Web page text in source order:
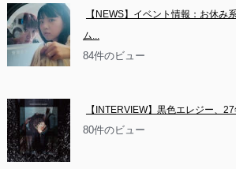
【NEWS】イベント情報：お休み
ム...
84件のビュー
【INTERVIEW】黒色エレジー、
80件のビュー